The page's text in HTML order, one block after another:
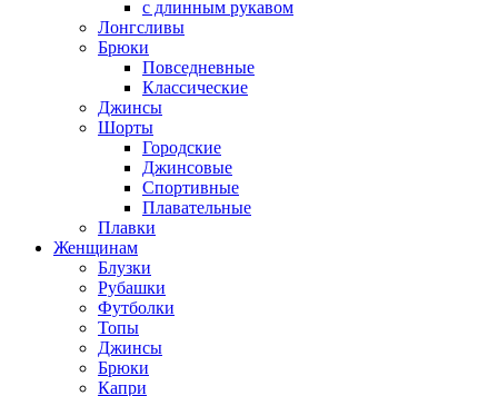
с длинным рукавом
Лонгсливы
Брюки
Повседневные
Классические
Джинсы
Шорты
Городские
Джинсовые
Спортивные
Плавательные
Плавки
Женщинам
Блузки
Рубашки
Футболки
Топы
Джинсы
Брюки
Капри